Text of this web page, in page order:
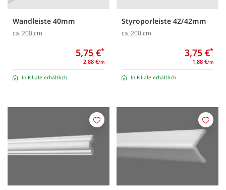
Wandleiste 40mm
ca. 200 cm
5,75 €*
2,88 €/m
In Filiale erhältlich
Styroporleiste 42/42mm
ca. 200 cm
3,75 €*
1,88 €/m
In Filiale erhältlich
Merken